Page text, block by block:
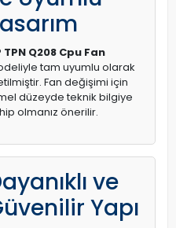
TPN Q208 Cpu Fan
tam uyumlu olarak
Fan değişimi için
düzeyde teknik bilgiye
olmanız önerilir.
ve
Yapı